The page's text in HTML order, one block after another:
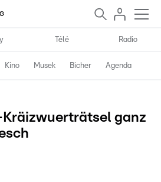
Télé Radio
Kino Musek Bicher Agenda
Kräizwuerträtsel ganz